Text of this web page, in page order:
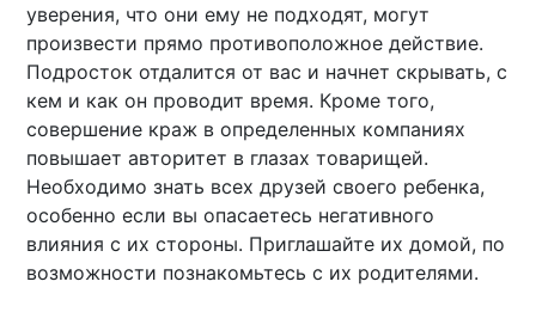
уверения, что они ему не подходят, могут
произвести прямо противоположное действие.
Подросток отдалится от вас и начнет скрывать, с
кем и как он проводит время. Кроме того,
совершение краж в определенных компаниях
повышает авторитет в глазах товарищей.
Необходимо знать всех друзей своего ребенка,
особенно если вы опасаетесь негативного
влияния с их стороны. Приглашайте их домой, по
возможности познакомьтесь с их родителями.